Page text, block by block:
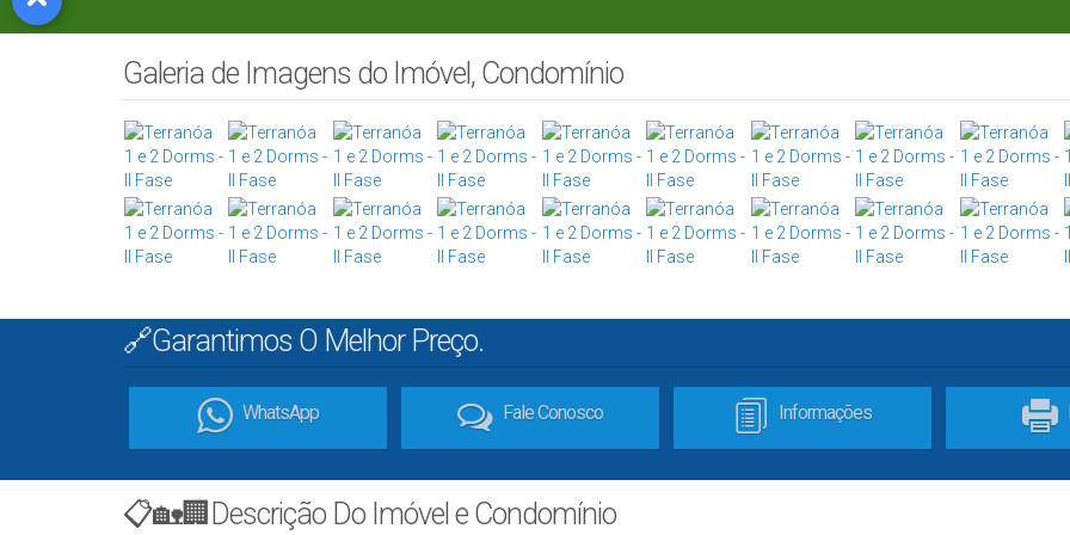
Galeria de Imagens do Imóvel, Condomínio
🔗Garantimos O Melhor Preço.
WhatsApp Fale Conosco Informações
📋🏡🏢Descrição Do Imóvel e Condomínio